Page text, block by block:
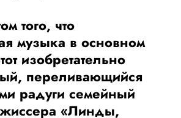
того, что
музыка в основном
изобретательно
переливающийся
радуги семейный
«Линды,